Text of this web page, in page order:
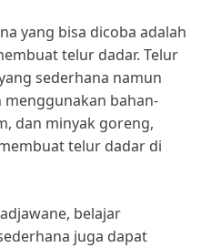
yang bisa dicoba adalah
telur dadar. Telur
sederhana namun
menggunakan bahan-
dan minyak goreng,
telur dadar di
belajar
juga dapat